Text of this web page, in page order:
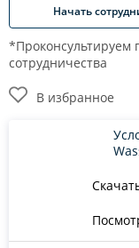
Начать
*Проконсультируем
сотрудничества
В избранное